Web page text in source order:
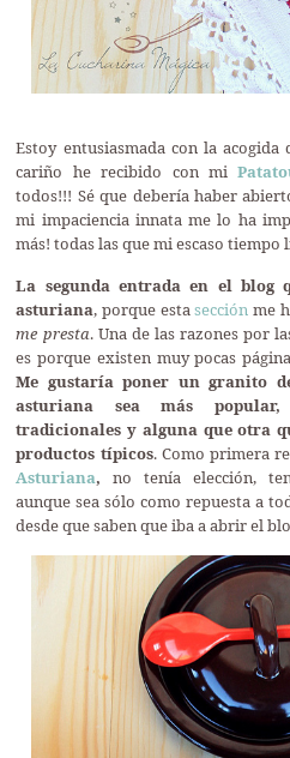
Estoy entusiasmada con la
cariño he recibido con mi
todos!!! Sé que debería haber
mi impaciencia innata me lo ha
más! todas las que mi escaso
La segunda entrada en el blog
asturiana, porque estasección me
me presta. Una de las razones por
es porque existen muy pocas
Me gustaría poner un granito
asturiana sea más
tradicionales y alguna que otra
productos típicos. Como primera
Asturiana, no tenía elección,
aunque sea sólo como repuesta a
desde que saben que iba a abrir el